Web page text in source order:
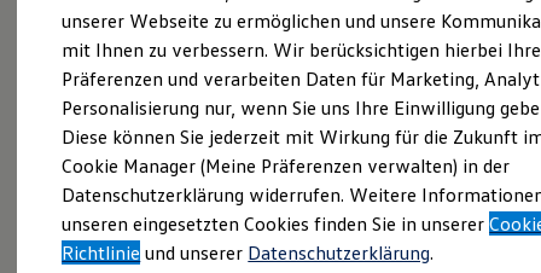
springen
springenENERGY Sondermodelle
Nutzfahrzeuge
SUV und CUV
Familienautos
Kombis
Kompaktwagen
Sportwagen
Schnell verfügbare Fahrzeuge
Angebote und Produkte
Aktuelle Angebote
E-Auto-Förderung
Volkswagen Marktplatz
unserer Webseite zu ermöglichen und unsere
mit Ihnen zu verbessern. Wir berücksichtigen hierbei Ihre
Präferenzen und verarbeiten Daten für Marketing,
Personalisierung nur, wenn Sie uns Ihre Einwilligung
Diese können Sie jederzeit mit Wirkung für die Zukunft
Cookie Manager (Meine Präferenzen verwalten) in der
Datenschutzerklärung widerrufen. Weitere
unseren eingesetzten Cookies finden Sie in unserer
Richtlinie und unserer Datenschutzerklärung.